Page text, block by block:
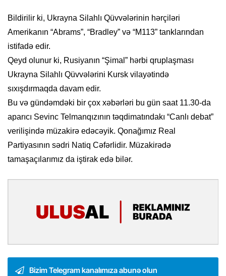
Bildirilir ki, Ukrayna Silahlı Qüvvələrinin hərçiləri
Amerikanın “Abrams”, “Bradley” və “M113” tanklarından
istifadə edir.
Qeyd olunur ki, Rusiyanın “Şimal” hərbi qruplaşması
Ukrayna Silahlı Qüvvələrini Kursk vilayətində
sıxışdırmaqda davam edir.
Bu və gündəmdəki bir çox xəbərləri bu gün saat 11.30-da
aparıcı Sevinc Telmanqızının təqdimatındakı “Canlı debat”
verilişində müzakirə edəcəyik. Qonağımız Real
Partiyasının sədri Natiq Cəfərlidir. Müzakirədə
tamaşaçılarımız da iştirak edə bilər.
Bizim Telegram kanalımıza abunə olun